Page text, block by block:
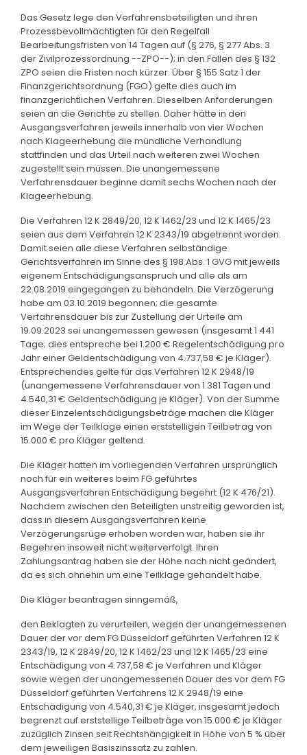
Das Gesetz lege den Verfahrensbeteiligten und ihren
Prozessbevollmächtigten für den Regelfall
Bearbeitungsfristen von 14 Tagen auf (§ 276, § 277 Abs. 3
der Zivilprozessordnung --ZPO--); in den Fällen des § 132
ZPO seien die Fristen noch kürzer. Über § 155 Satz 1 der
Finanzgerichtsordnung (FGO) gelte dies auch im
finanzgerichtlichen Verfahren. Dieselben Anforderungen
seien an die Gerichte zu stellen. Daher hätte in den
Ausgangsverfahren jeweils innerhalb von vier Wochen
nach Klageerhebung die mündliche Verhandlung
stattfinden und das Urteil nach weiteren zwei Wochen
zugestellt sein müssen. Die unangemessene
Verfahrensdauer beginne damit sechs Wochen nach der
Klageerhebung.
Die Verfahren 12 K 2849/20, 12 K 1462/23 und 12 K 1465/23
seien aus dem Verfahren 12 K 2343/19 abgetrennt worden.
Damit seien alle diese Verfahren selbständige
Gerichtsverfahren im Sinne des § 198 Abs. 1 GVG mit jeweils
eigenem Entschädigungsanspruch und alle als am
22.08.2019 eingegangen zu behandeln. Die Verzögerung
habe am 03.10.2019 begonnen; die gesamte
Verfahrensdauer bis zur Zustellung der Urteile am
19.09.2023 sei unangemessen gewesen (insgesamt 1 441
Tage; dies entspreche bei 1.200 € Regelentschädigung pro
Jahr einer Geldentschädigung von 4.737,58 € je Kläger).
Entsprechendes gelte für das Verfahren 12 K 2948/19
(unangemessene Verfahrensdauer von 1 381 Tagen und
4.540,31 € Geldentschädigung je Kläger). Von der Summe
dieser Einzelentschädigungsbeträge machen die Kläger
im Wege der Teilklage einen erststelligen Teilbetrag von
15.000 € pro Kläger geltend.
Die Kläger hatten im vorliegenden Verfahren ursprünglich
noch für ein weiteres beim FG geführtes
Ausgangsverfahren Entschädigung begehrt (12 K 476/21).
Nachdem zwischen den Beteiligten unstreitig geworden ist,
dass in diesem Ausgangsverfahren keine
Verzögerungsrüge erhoben worden war, haben sie ihr
Begehren insoweit nicht weiterverfolgt. Ihren
Zahlungsantrag haben sie der Höhe nach nicht geändert,
da es sich ohnehin um eine Teilklage gehandelt habe.
Die Kläger beantragen sinngemäß,
den Beklagten zu verurteilen, wegen der unangemessenen
Dauer der vor dem FG Düsseldorf geführten Verfahren 12 K
2343/19, 12 K 2849/20, 12 K 1462/23 und 12 K 1465/23 eine
Entschädigung von 4.737,58 € je Verfahren und Kläger
sowie wegen der unangemessenen Dauer des vor dem FG
Düsseldorf geführten Verfahrens 12 K 2948/19 eine
Entschädigung von 4.540,31 € je Kläger, insgesamt jedoch
begrenzt auf erststellige Teilbeträge von 15.000 € je Kläger
zuzüglich Zinsen seit Rechtshängigkeit in Höhe von 5 % über
dem jeweiligen Basiszinssatz zu zahlen.